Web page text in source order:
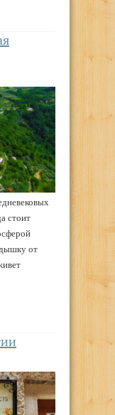
стоит
от